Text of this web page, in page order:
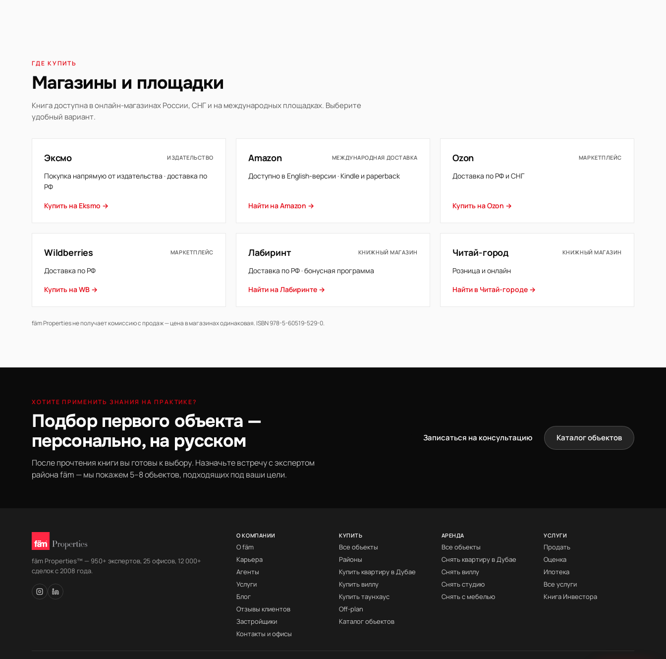
ГДЕ КУПИТЬ
Магазины и площадки
Книга доступна в онлайн-магазинах России, СНГ и на международных площадках. Выберите
удобный вариант.
Эксмо ИЗДАТЕЛЬСТВО
Покупка напрямую от издательства · доставка по
РФ
Купить на Eksmo →
Amazon МЕЖДУНАРОДНАЯ ДОСТАВКА
Доступно в English-версии · Kindle и paperback
Найти на Amazon →
Ozon МАРКЕТПЛЕЙС
Доставка по РФ и СНГ
Купить на Ozon →
Wildberries МАРКЕТПЛЕЙС
Доставка по РФ
Купить на WB →
Лабиринт КНИЖНЫЙ МАГАЗИН
Доставка по РФ · бонусная программа
Найти на Лабиринте →
Читай-город КНИЖНЫЙ МАГАЗИН
Розница и онлайн
Найти в Читай-городе →
fäm Properties не получает комиссию с продаж — цена в магазинах одинаковая. ISBN 978-5-60519-529-0.
ХОТИТЕ ПРИМЕНИТЬ ЗНАНИЯ НА ПРАКТИКЕ?
Подбор первого объекта —
персонально, на русском
После прочтения книги вы готовы к выбору. Назначьте встречу с экспертом
района fäm — мы покажем 5–8 объектов, подходящих под ваши цели.
Записаться на консультацию Каталог объектов
fäm Properties™ — 950+ экспертов, 25 офисов, 12 000+
сделок с 2008 года.
О КОМПАНИИ
О fäm
Карьера
Агенты
Услуги
Блог
Отзывы клиентов
Застройщики
Контакты и офисы
КУПИТЬ
Все объекты
Районы
Купить квартиру в Дубае
Купить виллу
Купить таунхаус
Off-plan
Каталог объектов
АРЕНДА
Все объекты
Снять квартиру в Дубае
Снять виллу
Снять студию
Снять с мебелью
УСЛУГИ
Продать
Оценка
Ипотека
Все услуги
Книга Инвестора